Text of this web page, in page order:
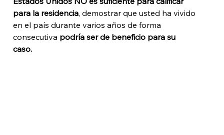
para la residencia, demostrar que usted ha vivido
en el país durante varios años de forma
consecutiva podría ser de beneficio para su
caso.